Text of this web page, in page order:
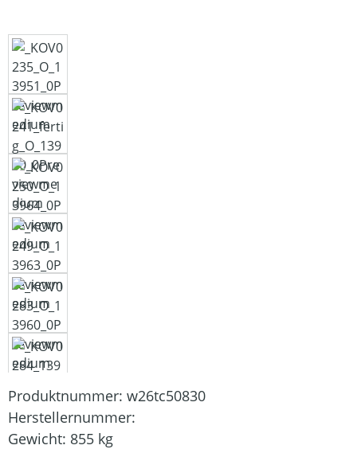
Produktnummer: w26tc50830
Herstellernummer:
Gewicht: 855 kg